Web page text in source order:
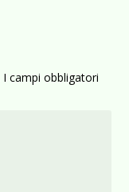
I campi obbligatori